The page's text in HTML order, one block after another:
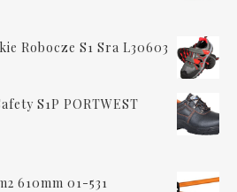
Robocze S1 Sra L30603
S1P PORTWEST
610mm 01-531